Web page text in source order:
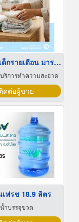
หาพี่เลี้ยงเด็กรายเดือน มารยาทดี
บริการทำความสะอาด
ดต่อผู้ขาย
ฟรช 18.9 ลิตร
น้ำบรรจุขวด